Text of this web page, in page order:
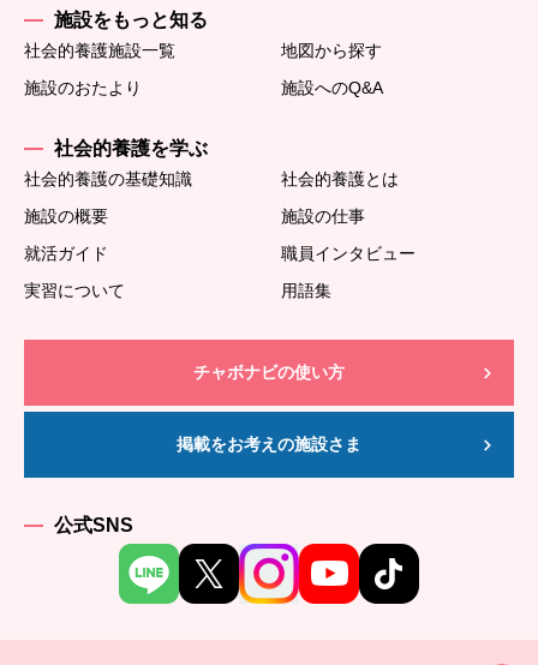
施設をもっと知る
社会的養護施設一覧
地図から探す
施設のおたより
施設へのQ&A
社会的養護を学ぶ
社会的養護の基礎知識
社会的養護とは
施設の概要
施設の仕事
就活ガイド
職員インタビュー
実習について
用語集
チャボナビの使い方
掲載をお考えの施設さま
公式SNS